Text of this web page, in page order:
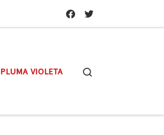
PLUMA VIOLETA